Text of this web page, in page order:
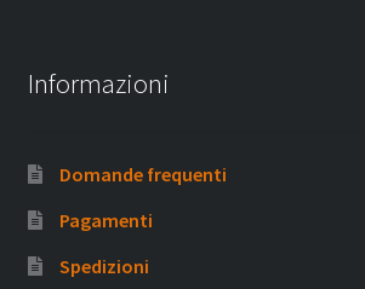
Informazioni
Domande frequenti
Pagamenti
Spedizioni